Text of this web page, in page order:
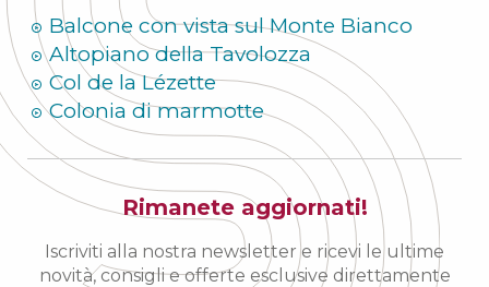
Balcone con vista sul Monte Bianco
Altopiano della Tavolozza
Col de la Lézette
Colonia di marmotte
Rimanete aggiornati!
Iscriviti alla nostra newsletter e ricevi le ultime
novità, consigli e offerte esclusive direttamente